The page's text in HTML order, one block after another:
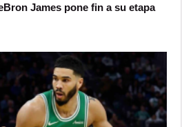
James pone fin a su etapa